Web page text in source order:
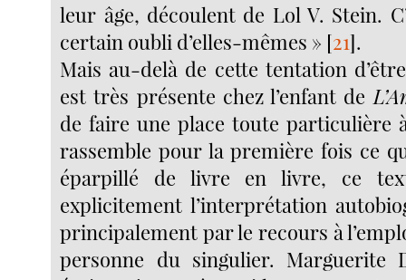
leur âge, découlent de Lol V. Stein.
certain oubli d’elles-mêmes » [21].
Mais au-delà de cette tentation
est très présente chez l’enfant de
de faire une place toute particulière
rassemble pour la première fois ce
éparpillé de livre en livre, ce
explicitement l’interprétation
principalement par le recours à
personne du singulier. Marguerite